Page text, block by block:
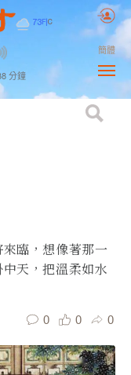
73F| C
分鐘
簡體
來臨，想像著那一
天，把溫柔如水
0 0 0